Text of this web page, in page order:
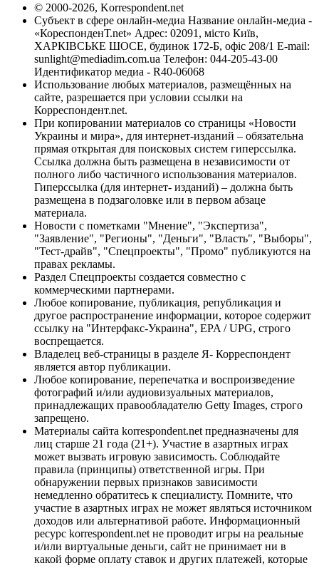
© 2000-2026, Korrespondent.net
Субъект в сфере онлайн-медиа Название онлайн-медиа -
«КореспонденТ.net» Адрес: 02091, місто Київ,
ХАРКІВСЬКЕ ШОСЕ, будинок 172-Б, офіс 208/1 E-mail:
sunlight@mediadim.com.ua Телефон: 044-205-43-00
Идентификатор медиа - R40-06068
Использование любых материалов, размещённых на
сайте, разрешается при условии ссылки на
Корреспондент.net.
При копировании материалов со страницы «Новости
Украины и мира», для интернет-изданий – обязательна
прямая открытая для поисковых систем гиперссылка.
Ссылка должна быть размещена в независимости от
полного либо частичного использования материалов.
Гиперссылка (для интернет- изданий) – должна быть
размещена в подзаголовке или в первом абзаце
материала.
Новости с пометками "Мнение", "Экспертиза",
"Заявление", "Регионы", "Деньги", "Власть", "Выборы",
"Тест-драйв", "Спецпроекты", "Промо" публикуются на
правах рекламы.
Раздел Спецпроекты создается совместно с
коммерческими партнерами.
Любое копирование, публикация, републикация и
другое распространение информации, которое содержит
ссылку на "Интерфакс-Украина", EPA / UPG, строго
воспрещается.
Владелец веб-страницы в разделе Я- Корреспондент
является автор публикации.
Любое копирование, перепечатка и воспроизведение
фотографий и/или аудиовизуальных материалов,
принадлежащих правообладателю Getty Images, строго
запрещено.
Материалы сайта korrespondent.net предназначены для
лиц старше 21 года (21+). Участие в азартных играх
может вызвать игровую зависимость. Соблюдайте
правила (принципы) ответственной игры. При
обнаружении первых признаков зависимости
немедленно обратитесь к специалисту. Помните, что
участие в азартных играх не может являться источником
доходов или альтернативой работе. Информационный
ресурс korrespondent.net не проводит игры на реальные
и/или виртуальные деньги, сайт не принимает ни в
какой форме оплату ставок и других платежей, которые